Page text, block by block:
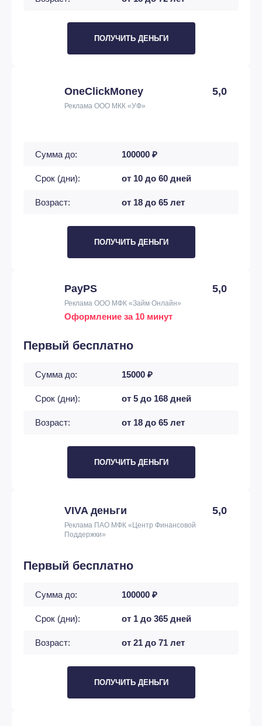
ПОЛУЧИТЬ ДЕНЬГИ
OneClickMoney 5,0
Реклама ООО МКК «УФ»
Сумма до: 100000 ₽
Срок (дни): от 10 до 60 дней
Возраст: от 18 до 65 лет
ПОЛУЧИТЬ ДЕНЬГИ
PayPS 5,0
Реклама ООО МФК «Займ Онлайн»
Оформление за 10 минут
Первый бесплатно
Сумма до: 15000 ₽
Срок (дни): от 5 до 168 дней
Возраст: от 18 до 65 лет
ПОЛУЧИТЬ ДЕНЬГИ
VIVA деньги 5,0
Реклама ПАО МФК «Центр Финансовой
Поддержки»
Первый бесплатно
Сумма до: 100000 ₽
Срок (дни): от 1 до 365 дней
Возраст: от 21 до 71 лет
ПОЛУЧИТЬ ДЕНЬГИ